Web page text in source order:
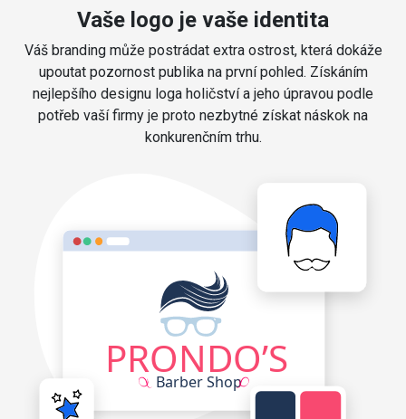
Vaše logo je vaše identita
Váš branding může postrádat extra ostrost, která dokáže
upoutat pozornost publika na první pohled. Získáním
nejlepšího designu loga holičství a jeho úpravou podle
potřeb vaší firmy je proto nezbytné získat náskok na
konkurenčním trhu.